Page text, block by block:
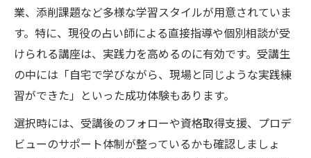
業、添削課題など多様な学習スタイルが用意されていま
す。特に、現役の占い師による直接指導や個別相談が受
けられる講座は、実践力を高めるのに有効です。受講生
の中には「自宅で学びながら、現場と同じような実践練
習ができた」といった成功体験もあります。
選択時には、受講後のフォローや資格取得支援、プロデ
ビューのサポート体制が整っているかも確認しましょ